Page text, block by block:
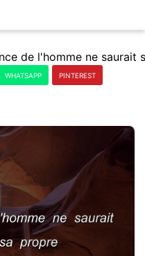
WHATSAPP PINTEREST